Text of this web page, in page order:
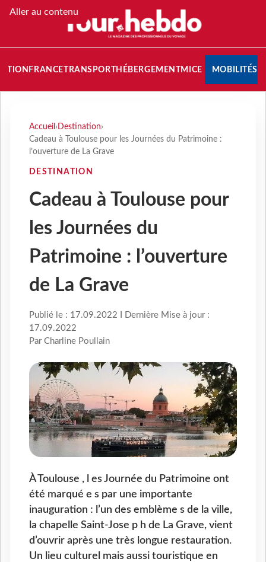
Aller au contenu
FRANCETRANSPORT HÉBERGEMENTMICE MOBILITÉS
Accueil › Destination›
Cadeau à Toulouse pour les Journées du Patrimoine :
l’ouverture de La Grave
DESTINATION
Cadeau à Toulouse pour
les Journées du
Patrimoine : l’ouverture
de La Grave
Publié le : 17.09.2022 I Dernière Mise à jour :
17.09.2022
Par Charline Poullain
À Toulouse , l es Journée du Patrimoine ont
été marqué e s par une importante
inauguration : l’un des emblème s de la ville,
la chapelle Saint-Jose p h de La Grave, vient
d’ouvrir après une très longue restauration.
Un lieu culturel mais aussi touristique en